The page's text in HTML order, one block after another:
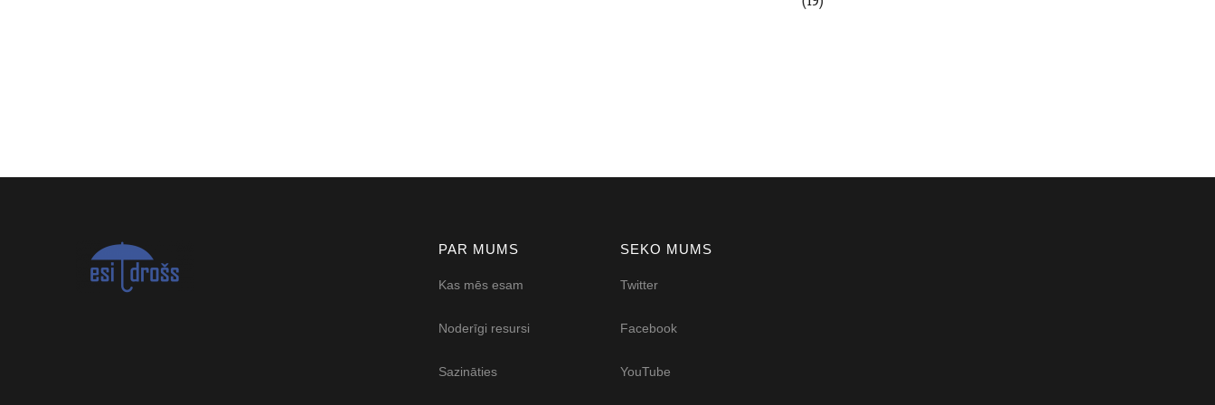
PAR MUMS
Kas mēs esam
Noderīgi resursi
Sazināties
SEKO MUMS
Twitter
Facebook
YouTube